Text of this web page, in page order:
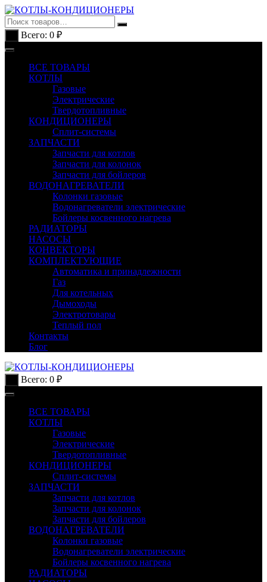
Перейти
к
содержимому
Всего: 0 ₽
ВСЕ ТОВАРЫ
КОТЛЫ
Газовые
Электрические
Твердотопливные
КОНДИЦИОНЕРЫ
Сплит-системы
ЗАПЧАСТИ
Запчасти для котлов
Запчасти для колонок
Запчасти для бойлеров
ВОДОНАГРЕВАТЕЛИ
Колонки газовые
Водонагреватели электрические
Бойлеры косвенного нагрева
РАДИАТОРЫ
НАСОСЫ
КОНВЕКТОРЫ
КОМПЛЕКТУЮЩИЕ
Автоматика и принадлежности
Газ
Для котельных
Дымоходы
Электротовары
Теплый пол
Контакты
Блог
Всего: 0 ₽
ВСЕ ТОВАРЫ
КОТЛЫ
Газовые
Электрические
Твердотопливные
КОНДИЦИОНЕРЫ
Сплит-системы
ЗАПЧАСТИ
Запчасти для котлов
Запчасти для колонок
Запчасти для бойлеров
ВОДОНАГРЕВАТЕЛИ
Колонки газовые
Водонагреватели электрические
Бойлеры косвенного нагрева
РАДИАТОРЫ